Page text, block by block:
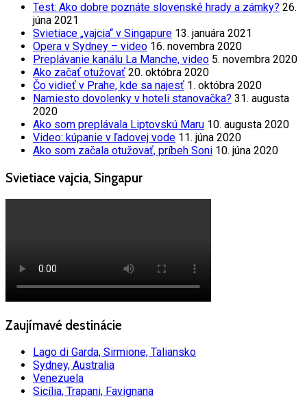
Test: Ako dobre poznáte slovenské hrady a zámky? 26.
júna 2021
Svietiace „vajcia“ v Singapure 13. januára 2021
Opera v Sydney – video 16. novembra 2020
Preplávanie kanálu La Manche, video 5. novembra 2020
Ako začať otužovať 20. októbra 2020
Čo vidieť v Prahe, kde sa najesť 1. októbra 2020
Namiesto dovolenky v hoteli stanovačka? 31. augusta
2020
Ako som preplávala Liptovskú Maru 10. augusta 2020
Video: kúpanie v ľadovej vode 11. júna 2020
Ako som začala otužovať, príbeh Soni 10. júna 2020
Svietiace vajcia, Singapur
Zaujímavé destinácie
Lago di Garda, Sirmione, Taliansko
Sydney, Australia
Venezuela
Sicília, Trapani, Favignana